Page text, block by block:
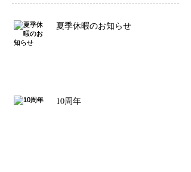
夏季休暇のお知らせ
10周年